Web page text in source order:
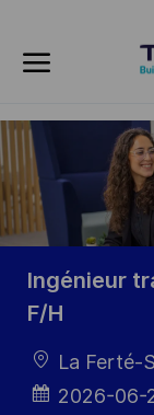
-
Ingénieur
F/H
Ort
La Ferté-
Datum der
2026-06-